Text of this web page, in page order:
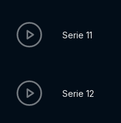
Serie 11
Serie 12